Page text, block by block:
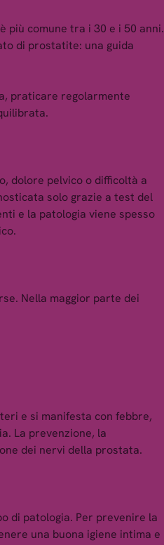
più comune tra i 30 e i 50 anni.
di prostatite: una guida
praticare regolarmente
dolore pelvico o difficoltà a
solo grazie a test del
e la patologia viene spesso
Nella maggior parte dei
e si manifesta con febbre,
La prevenzione, la
dei nervi della prostata.
di patologia. Per prevenire la
una buona igiene intima e